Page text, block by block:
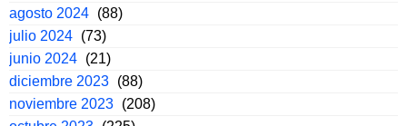
agosto 2024 (88)
julio 2024 (73)
junio 2024 (21)
diciembre 2023 (88)
noviembre 2023 (208)